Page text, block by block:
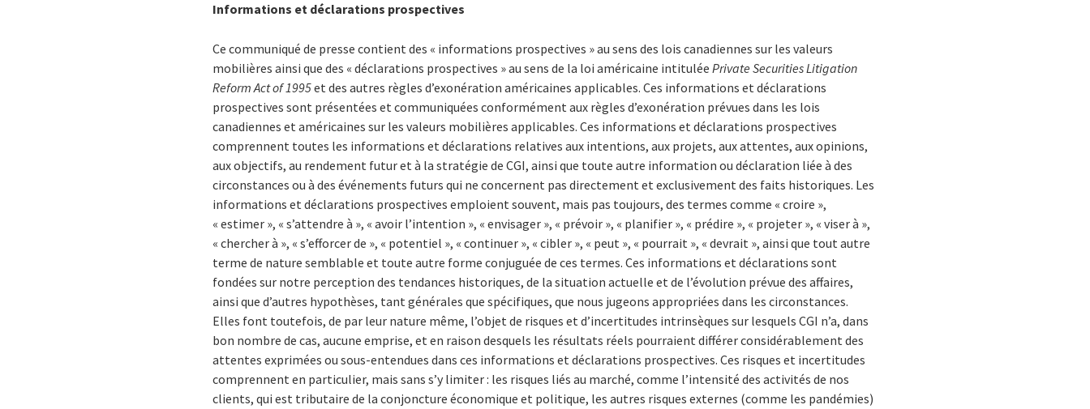
Informations et déclarations prospectives
Ce communiqué de presse contient des « informations prospectives » au sens des lois canadiennes sur les valeurs
mobilières ainsi que des « déclarations prospectives » au sens de la loi américaine intituléePrivate Securities Litigation
Reform Act of 1995et des autres règles d’exonération américaines applicables. Ces informations et déclarations
prospectives sont présentées et communiquées conformément aux règles d’exonération prévues dans les lois
canadiennes et américaines sur les valeurs mobilières applicables. Ces informations et déclarations prospectives
comprennent toutes les informations et déclarations relatives aux intentions, aux projets, aux attentes, aux opinions,
aux objectifs, au rendement futur et à la stratégie de CGI, ainsi que toute autre information ou déclaration liée à des
circonstances ou à des événements futurs qui ne concernent pas directement et exclusivement des faits historiques. Les
informations et déclarations prospectives emploient souvent, mais pas toujours, des termes comme « croire »,
« estimer », « s’attendre à », « avoir l’intention », « envisager », « prévoir », « planifier », « prédire », « projeter », « viser à »,
« chercher à », « s’efforcer de », « potentiel », « continuer », « cibler », « peut », « pourrait », « devrait », ainsi que tout autre
terme de nature semblable et toute autre forme conjuguée de ces termes. Ces informations et déclarations sont
fondées sur notre perception des tendances historiques, de la situation actuelle et de l’évolution prévue des affaires,
ainsi que d’autres hypothèses, tant générales que spécifiques, que nous jugeons appropriées dans les circonstances.
Elles font toutefois, de par leur nature même, l’objet de risques et d’incertitudes intrinsèques sur lesquels CGI n’a, dans
bon nombre de cas, aucune emprise, et en raison desquels les résultats réels pourraient différer considérablement des
attentes exprimées ou sous-entendues dans ces informations et déclarations prospectives. Ces risques et incertitudes
comprennent en particulier, mais sans s’y limiter : les risques liés au marché, comme l’intensité des activités de nos
clients, qui est tributaire de la conjoncture économique et politique, les autres risques externes (comme les pandémies)